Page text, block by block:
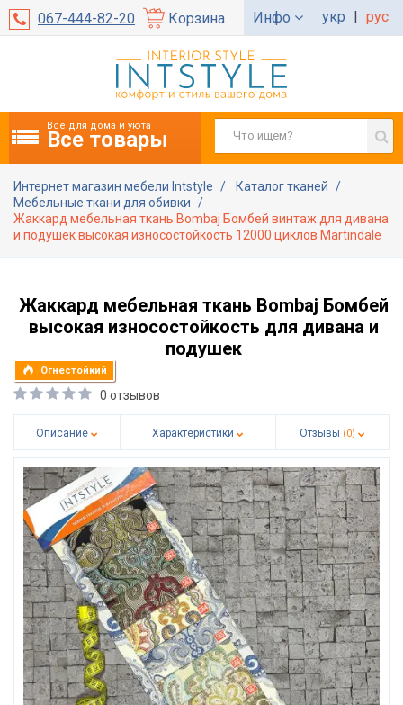
067-444-82-20 Корзина Инфо укр | рус
Все для дома и уюта
Все товары
Интернет магазин мебели Intstyle
Каталог тканей
Мебельные ткани для обивки
Жаккард мебельная ткань Bombaj Бомбей винтаж для дивана
и подушек высокая износостойкость 12000 циклов Martindale
Жаккард мебельная ткань Bombaj Бомбей
высокая износостойкость для дивана и
подушек
Огнестойкий
0 отзывов
Описание Характеристики Отзывы (0)